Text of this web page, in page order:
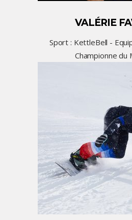
VALÉRIE
Sport : KettleBell -
Championne du